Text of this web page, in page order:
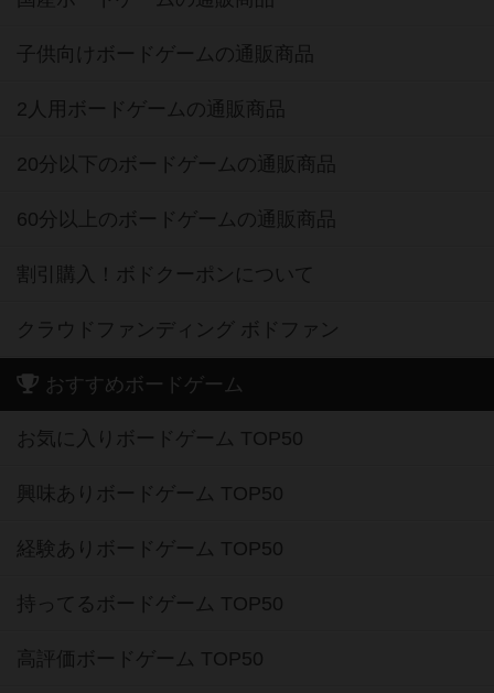
子供向けボードゲームの通販商品
2人用ボードゲームの通販商品
20分以下のボードゲームの通販商品
60分以上のボードゲームの通販商品
割引購入！ボドクーポンについて
クラウドファンディング ボドファン
おすすめボードゲーム
お気に入りボードゲーム TOP50
興味ありボードゲーム TOP50
経験ありボードゲーム TOP50
持ってるボードゲーム TOP50
高評価ボードゲーム TOP50